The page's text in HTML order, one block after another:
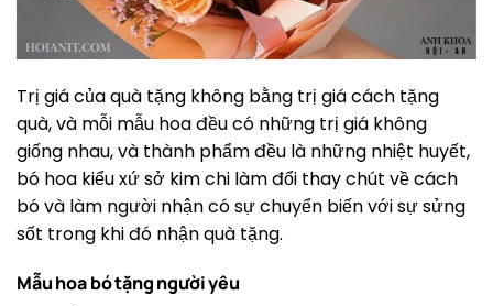
Trị giá của quà tặng không bằng trị giá cách tặng
quà, và mỗi mẫu hoa đều có những trị giá không
giống nhau, và thành phẩm đều là những nhiệt huyết,
bó hoa kiểu xứ sở kim chi làm đổi thay chút về cách
bó và làm người nhận có sự chuyển biến với sự sửng
sốt trong khi đó nhận quà tặng.
Mẫu hoa bó tặng người yêu